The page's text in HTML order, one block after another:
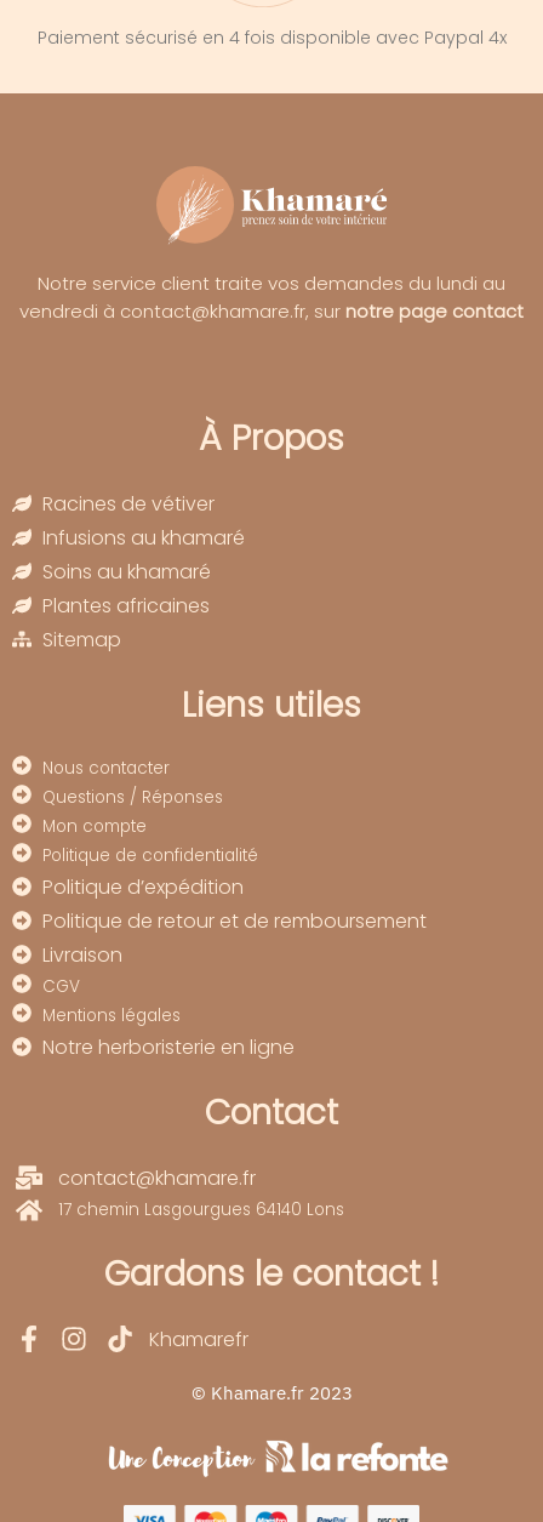
Paiement sécurisé en 4 fois disponible avec Paypal 4x
Notre service client traite vos demandes du lundi au
vendredi à contact@khamare.fr, sur notre page contact
À Propos
Racines de vétiver
Infusions au khamaré
Soins au khamaré
Plantes africaines
Sitemap
Liens utiles
Nous contacter
Questions / Réponses
Mon compte
Politique de confidentialité
Politique d’expédition
Politique de retour et de remboursement
Livraison
CGV
Mentions légales
Notre herboristerie en ligne
Contact
contact@khamare.fr
17 chemin Lasgourgues 64140 Lons
Gardons le contact !
Khamarefr
© Khamare.fr 2023